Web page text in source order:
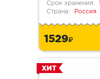
Срок хранения:
Страна:
Россия
1529
ХИТ